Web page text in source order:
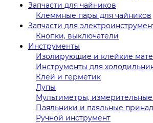
Запчасти для чайников
Клеммные пары для чайников
Запчасти для
Кнопки, выключатели
Инструменты
Изолирующие и клейкие
Инструменты для
Клей и герметик
Лупы
Мультиметры,
Паяльники и паяльные
Ручной инструмент